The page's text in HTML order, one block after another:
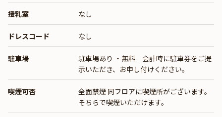
授乳室 なし
ドレスコード なし
駐車場
駐車場あり ・無料 会計時に駐車券をご提
示いただき、お申し付けください。
喫煙可否
全面禁煙 同フロアに喫煙所がございます。
そちらで喫煙いただけます。